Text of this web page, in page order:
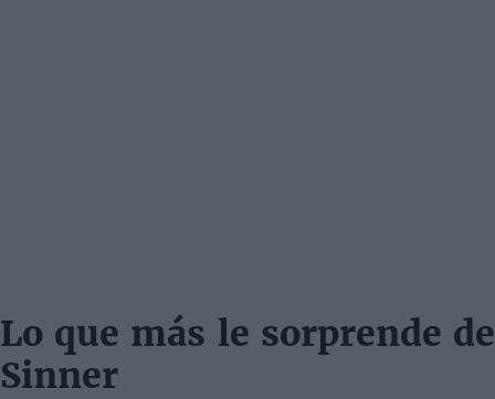
Lo que más le sorprende de
Sinner